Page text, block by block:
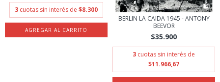
3 cuotas sin interés de $8.300
BERLIN LA CAIDA 1945 - ANTONY
BEEVOR
$35.900
3 cuotas sin interés de
$11.966,67